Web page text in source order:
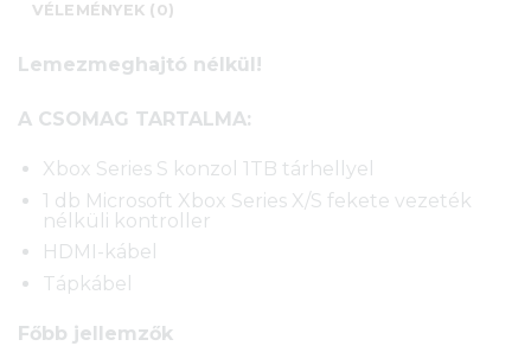
VÉLEMÉNYEK (0)
Lemezmeghajtó nélkül!
A CSOMAG TARTALMA:
Xbox Series S konzol 1TB tárhellyel
1 db Microsoft Xbox Series X/S fekete vezeték
nélküli kontroller
HDMI-kábel
Tápkábel
Főbb jellemzők